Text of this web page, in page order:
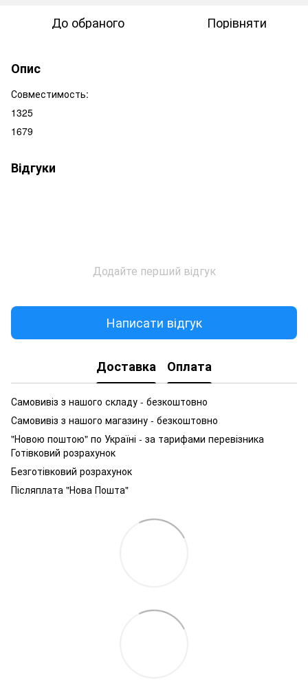
До обраного Порівняти
Опис
Совместимость:
1325
1679
Відгуки
Додайте перший відгук
Написати відгук
Доставка Оплата
Самовивіз з нашого складу - безкоштовно
Самовивіз з нашого магазину - безкоштовно
"Новою поштою" по Україні - за тарифами перевізника
Готівковий розрахунок
Безготівковий розрахунок
Післяплата "Нова Пошта"